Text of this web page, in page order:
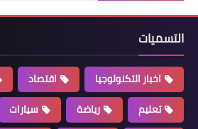
التسميات
اخبار التكنولوجيا اقتصاد
تعليم
رياضة سيارات